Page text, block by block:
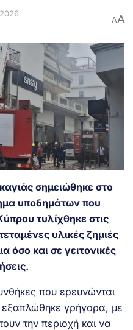
AA
σημειώθηκε στο
υποδημάτων που
τυλίχθηκε στις
υλικές ζημιές
όσο και σε γειτονικές
που ερευνώνται
εξαπλώθηκε γρήγορα, με
την περιοχή και να